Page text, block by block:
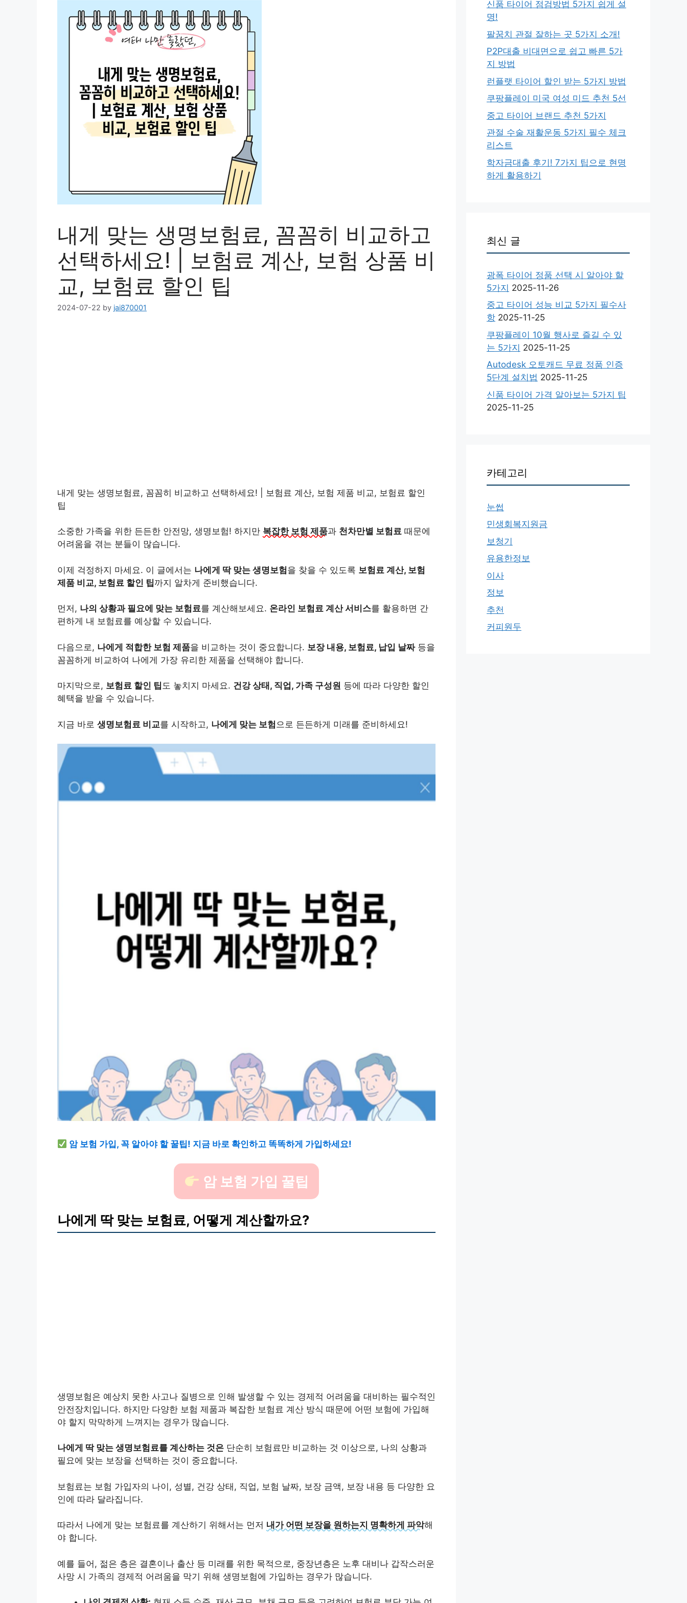
내게 맞는 생명보험료, 꼼꼼히 비교하고
선택하세요! | 보험료 계산, 보험 상품 비
교, 보험료 할인 팁
2024-07-22 by jai870001
내게 맞는 생명보험료, 꼼꼼히 비교하고 선택하세요! | 보험료 계산, 보험 제품 비교, 보험료 할인
팁
소중한 가족을 위한 든든한 안전망, 생명보험! 하지만 복잡한 보험 제품과 천차만별 보험료 때문에
어려움을 겪는 분들이 많습니다.
이제 걱정하지 마세요. 이 글에서는 나에게 딱 맞는 생명보험을 찾을 수 있도록 보험료 계산, 보험
제품 비교, 보험료 할인 팁까지 알차게 준비했습니다.
먼저, 나의 상황과 필요에 맞는 보험료를 계산해보세요. 온라인 보험료 계산 서비스를 활용하면 간
편하게 내 보험료를 예상할 수 있습니다.
다음으로, 나에게 적합한 보험 제품을 비교하는 것이 중요합니다. 보장 내용, 보험료, 납입 날짜등을
꼼꼼하게 비교하여 나에게 가장 유리한 제품을 선택해야 합니다.
마지막으로, 보험료 할인 팁도 놓치지 마세요. 건강 상태, 직업, 가족 구성원 등에 따라 다양한 할인
혜택을 받을 수 있습니다.
지금 바로 생명보험료 비교를 시작하고, 나에게 맞는 보험 으로 든든하게 미래를 준비하세요!
암 보험 가입, 꼭 알아야 할 꿀팁! 지금 바로 확인하고 똑똑하게 가입하세요!
암 보험 가입 꿀팁
나에게 딱 맞는 보험료, 어떻게 계산할까요?
생명보험은 예상치 못한 사고나 질병으로 인해 발생할 수 있는 경제적 어려움을 대비하는 필수적인
안전장치입니다. 하지만 다양한 보험 제품과 복잡한 보험료 계산 방식 때문에 어떤 보험에 가입해
야 할지 막막하게 느껴지는 경우가 많습니다.
나에게 딱 맞는 생명보험료를 계산하는 것은 단순히 보험료만 비교하는 것 이상으로, 나의 상황과
필요에 맞는 보장을 선택하는 것이 중요합니다.
보험료는 보험 가입자의 나이, 성별, 건강 상태, 직업, 보험 날짜, 보장 금액, 보장 내용 등 다양한 요
인에 따라 달라집니다.
따라서 나에게 맞는 보험료를 계산하기 위해서는 먼저 내가 어떤 보장을 원하는지 명확하게 파악해
야 합니다.
예를 들어, 젊은 층은 결혼이나 출산 등 미래를 위한 목적으로, 중장년층은 노후 대비나 갑작스러운
사망 시 가족의 경제적 어려움을 막기 위해 생명보험에 가입하는 경우가 많습니다.
신품 타이어 점검방법 5가지 쉽게 설
명!
팔꿈치 관절 잘하는 곳 5가지 소개!
P2P대출 비대면으로 쉽고 빠른 5가
지 방법
런플랫 타이어 할인 받는 5가지 방법
쿠팡플레이 미국 여성 미드 추천 5선
중고 타이어 브랜드 추천 5가지
관절 수술 재활운동 5가지 필수 체크
리스트
학자금대출 후기! 7가지 팁으로 현명
하게 활용하기
최신 글
광폭 타이어 정품 선택 시 알아야 할
5가지 2025-11-26
중고 타이어 성능 비교 5가지 필수사
항 2025-11-25
쿠팡플레이 10월 행사로 즐길 수 있
는 5가지 2025-11-25
Autodesk 오토캐드 무료 정품 인증
5단계 설치법 2025-11-25
신품 타이어 가격 알아보는 5가지 팁
2025-11-25
카테고리
눈썹
민생회복지원금
보청기
유용한정보
이사
정보
추천
커피원두